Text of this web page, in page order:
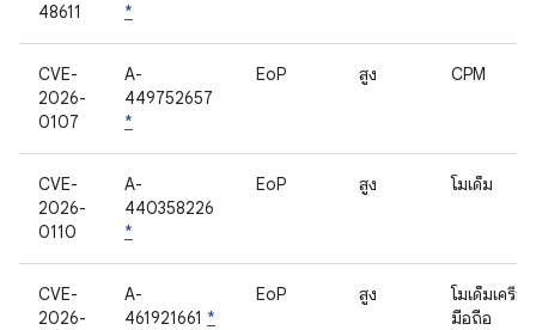
48611
*
CVE-
2026-
0107
A-
449752657
*
EoP สูง CPM
CVE-
2026-
0110
A-
440358226
*
EoP สูง โมเด็ม
CVE-
2026-
A-
461921661 *
EoP สูง
โมเด็มเครือ
มือถือ